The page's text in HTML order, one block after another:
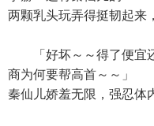
两颗乳头玩弄得挺韧起来
「好坏～～得了便宜还
商为何要帮高首～～」
秦仙儿娇羞无限，强忍体